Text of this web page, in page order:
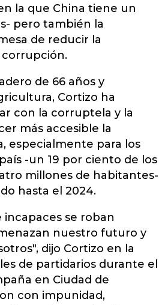
la que China tiene un
pero también la
de reducir la
corrupción.
de 66 años y
Cortizo ha
con la corruptela y la
más accesible la
especialmente para los
-un 19 por ciento de los
millones de habitantes-
hasta el 2024.
se roban
nuestro futuro y
dijo Cortizo en la
de partidarios durante el
en Ciudad de
con impunidad,